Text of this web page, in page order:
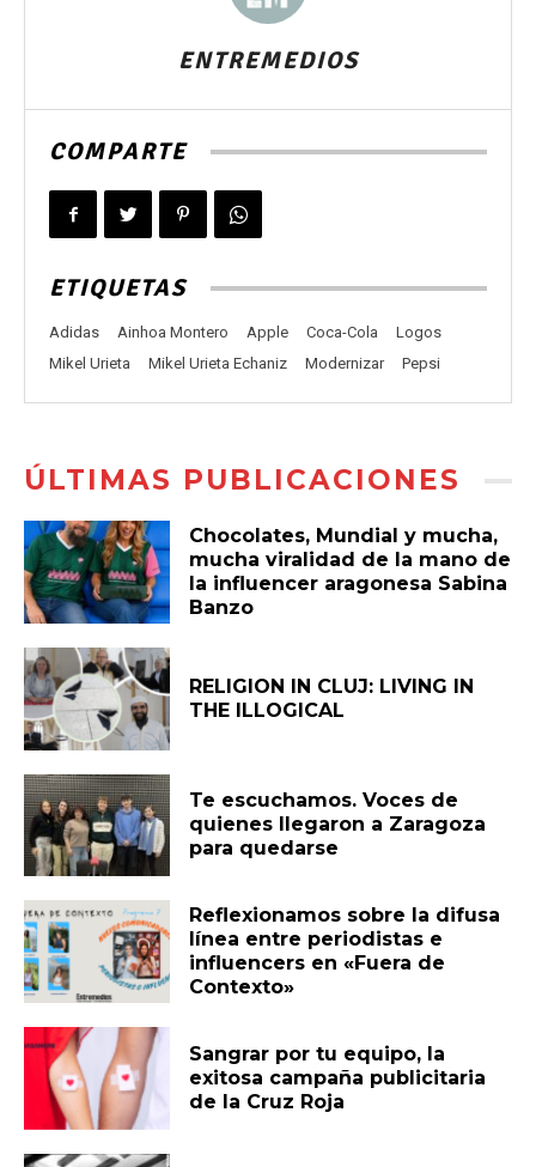
ENTREMEDIOS
COMPARTE
ETIQUETAS
Adidas Ainhoa Montero Apple Coca-Cola
Logos
Mikel Urieta
Mikel Urieta Echaniz Modernizar Pepsi
ÚLTIMAS PUBLICACIONES
Chocolates, Mundial y mucha,
mucha viralidad de la mano de
la influencer aragonesa Sabina
Banzo
RELIGION IN CLUJ: LIVING IN
THE ILLOGICAL
Te escuchamos. Voces de
quienes llegaron a Zaragoza
para quedarse
Reflexionamos sobre la difusa
línea entre periodistas e
influencers en «Fuera de
Contexto»
Sangrar por tu equipo, la
exitosa campaña publicitaria
de la Cruz Roja